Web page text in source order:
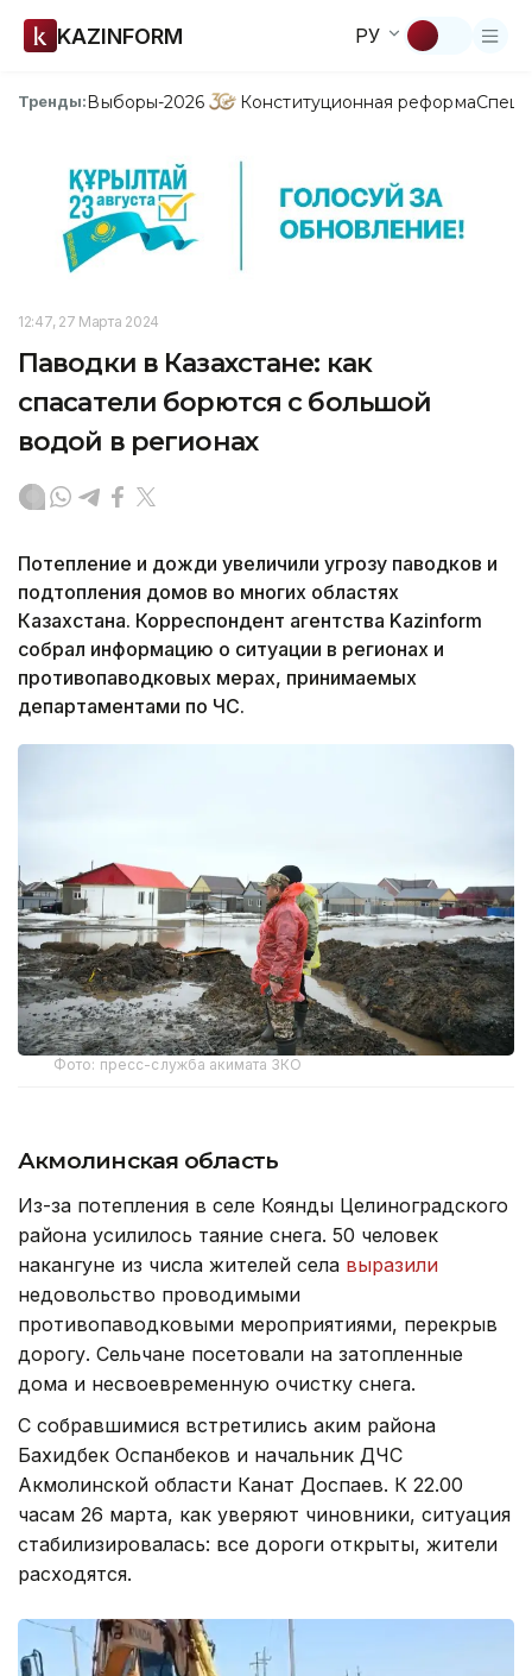
KAZINFORM РУ
Тренды:Выборы-2026 Конституционная реформа
12:47, 27 Марта 2024
Паводки в Казахстане: как
спасатели борются с большой
водой в регионах
Потепление и дожди увеличили угрозу паводков и
подтопления домов во многих областях
Казахстана. Корреспондент агентства Kazinform
собрал информацию о ситуации в регионах и
противопаводковых мерах, принимаемых
департаментами по ЧС.
Фото: пресс-служба акимата ЗКО
Акмолинская область
Из-за потепления в селе Коянды Целиноградского
района усилилось таяние снега. 50 человек
накангуне из числа жителей села выразили
недовольство проводимыми
противопаводковыми мероприятиями, перекрыв
дорогу. Сельчане посетовали на затопленные
дома и несвоевременную очистку снега.
С собравшимися встретились аким района
Бахидбек Оспанбеков и начальник ДЧС
Акмолинской области Канат Доспаев. К 22.00
часам 26 марта, как уверяют чиновники, ситуация
стабилизировалась: все дороги открыты, жители
расходятся.